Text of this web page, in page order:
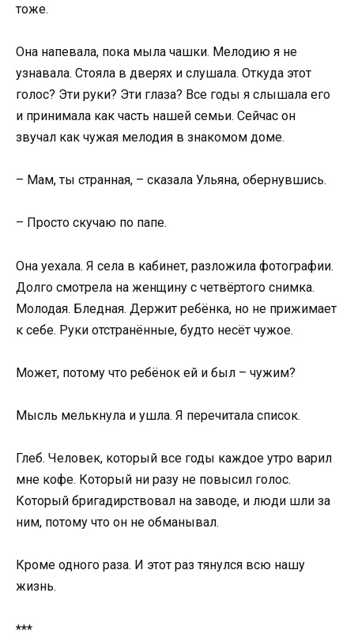
тоже.
Она напевала, пока мыла чашки. Мелодию я не
узнавала. Стояла в дверях и слушала. Откуда этот
голос? Эти руки? Эти глаза? Все годы я слышала его
и принимала как часть нашей семьи. Сейчас он
звучал как чужая мелодия в знакомом доме.
– Мам, ты странная, – сказала Ульяна, обернувшись.
– Просто скучаю по папе.
Она уехала. Я села в кабинет, разложила фотографии.
Долго смотрела на женщину с четвёртого снимка.
Молодая. Бледная. Держит ребёнка, но не прижимает
к себе. Руки отстранённые, будто несёт чужое.
Может, потому что ребёнок ей и был – чужим?
Мысль мелькнула и ушла. Я перечитала список.
Глеб. Человек, который все годы каждое утро варил
мне кофе. Который ни разу не повысил голос.
Который бригадирствовал на заводе, и люди шли за
ним, потому что он не обманывал.
Кроме одного раза. И этот раз тянулся всю нашу
жизнь.
***